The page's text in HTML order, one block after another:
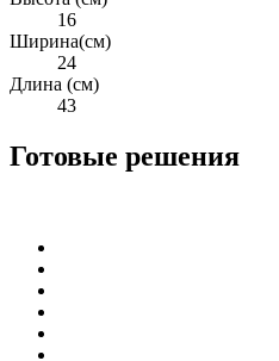
16
Ширина(см)
24
Длина (см)
43
Готовые решения